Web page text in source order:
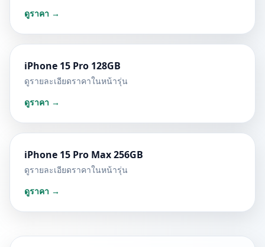
ดูราคา →
iPhone 15 Pro 128GB
ดูรายละเอียดราคาในหน้ารุ่น
ดูราคา →
iPhone 15 Pro Max 256GB
ดูรายละเอียดราคาในหน้ารุ่น
ดูราคา →